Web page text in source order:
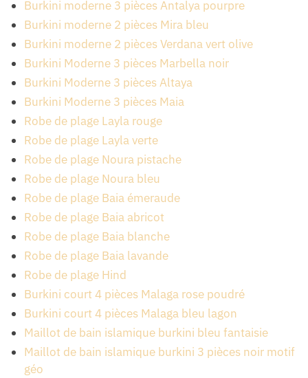
Burkini moderne 3 pièces Antalya pourpre
Burkini moderne 2 pièces Mira bleu
Burkini moderne 2 pièces Verdana vert olive
Burkini Moderne 3 pièces Marbella noir
Burkini Moderne 3 pièces Altaya
Burkini Moderne 3 pièces Maia
Robe de plage Layla rouge
Robe de plage Layla verte
Robe de plage Noura pistache
Robe de plage Noura bleu
Robe de plage Baia émeraude
Robe de plage Baia abricot
Robe de plage Baia blanche
Robe de plage Baia lavande
Robe de plage Hind
Burkini court 4 pièces Malaga rose poudré
Burkini court 4 pièces Malaga bleu lagon
Maillot de bain islamique burkini bleu fantaisie
Maillot de bain islamique burkini 3 pièces noir motif
géo